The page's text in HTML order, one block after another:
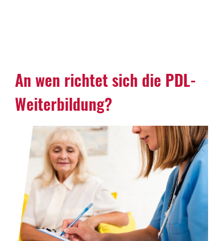
An wen richtet sich die PDL-
Weiterbildung?